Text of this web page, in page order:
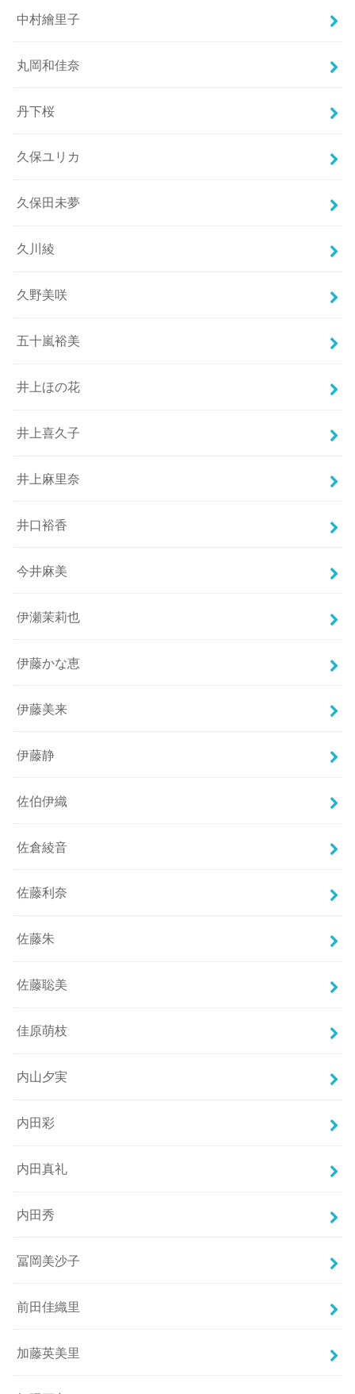
中村繪里子
丸岡和佳奈
丹下桜
久保ユリカ
久保田未夢
久川綾
久野美咲
五十嵐裕美
井上ほの花
井上喜久子
井上麻里奈
井口裕香
今井麻美
伊瀬茉莉也
伊藤かな恵
伊藤美来
伊藤静
佐伯伊織
佐倉綾音
佐藤利奈
佐藤朱
佐藤聡美
佳原萌枝
内山夕実
内田彩
内田真礼
内田秀
冨岡美沙子
前田佳織里
加藤英美里